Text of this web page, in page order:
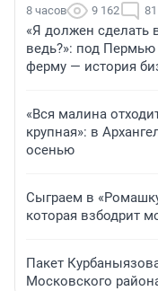
8 часов 9 162 81
«Я должен сделать
ведь?»: под
ферму — история
«Вся малина
крупная»: в
осенью
Сыграем в
которая взбодрит
Пакет
Московского